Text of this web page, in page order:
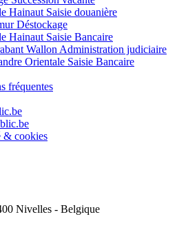
Hainaut Saisie douanière
Déstockage
Hainaut Saisie Bancaire
Wallon Administration judiciaire
Orientale Saisie Bancaire
fréquentes
& cookies
Nivelles - Belgique